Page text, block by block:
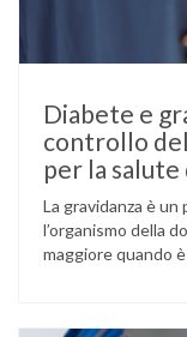
Diabete e
controllo
per la salute
La gravidanza è
l’organismo della
maggiore quando
volta durante la